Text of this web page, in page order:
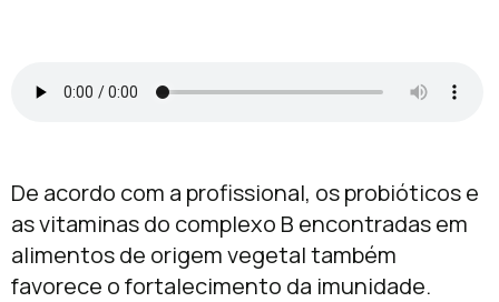
De acordo com a profissional, os probióticos e
as vitaminas do complexo B encontradas em
alimentos de origem vegetal também
favorece o fortalecimento da imunidade.